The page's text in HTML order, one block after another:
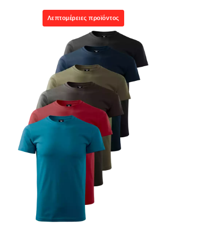
Λεπτομέρειες προϊόντος